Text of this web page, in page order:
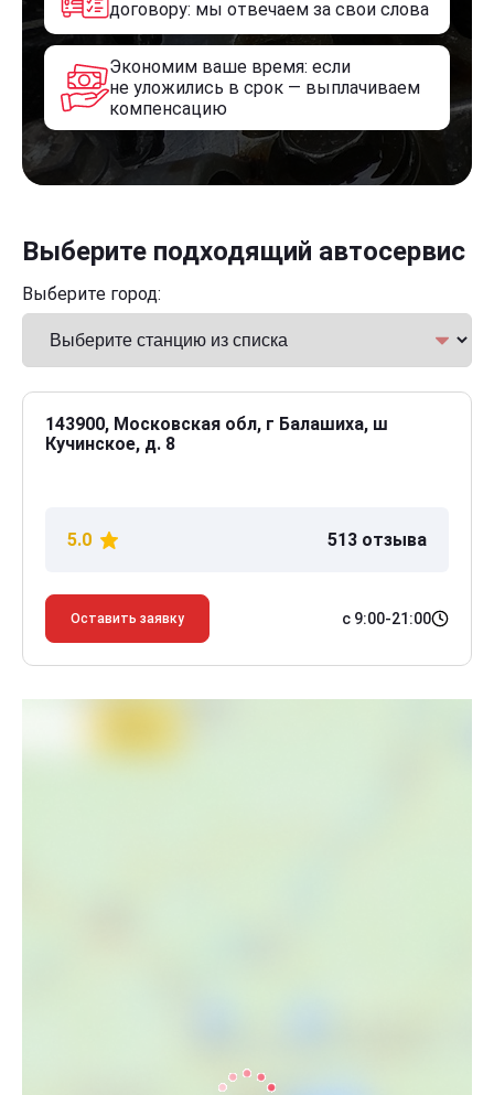
договору: мы отвечаем за свои слова
Экономим ваше время: если
не уложились в срок — выплачиваем
компенсацию
Выберите подходящий автосервис
Выберите город:
143900, Московская обл, г Балашиха, ш
Кучинское, д. 8
5.0 513 отзыва
Оставить заявку с 9:00-21:00